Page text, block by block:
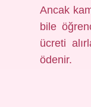
Ancak
bile
ücreti
ödenir.